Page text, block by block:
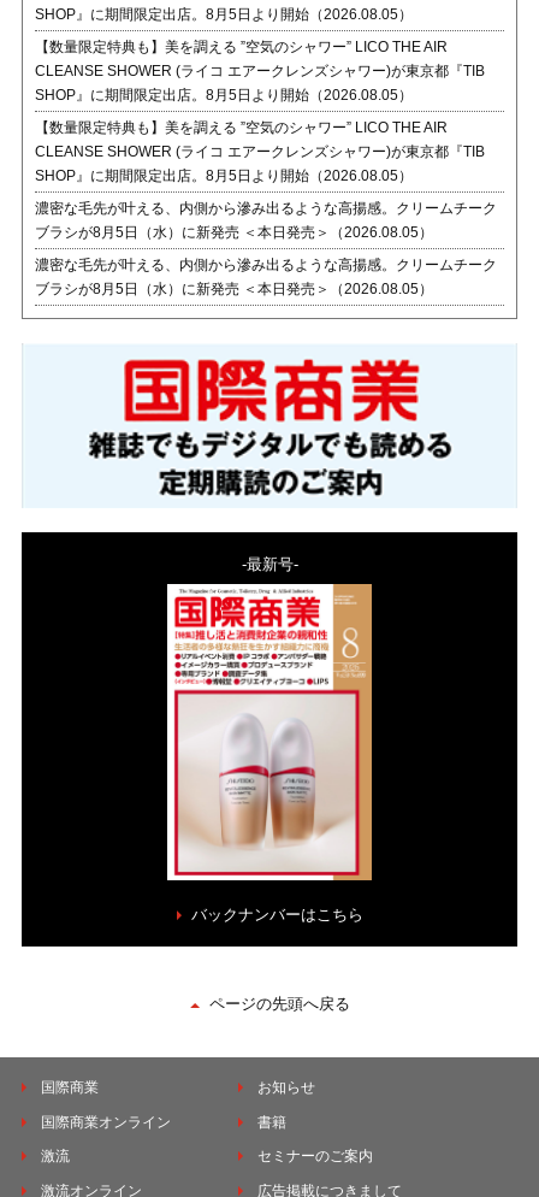
SHOP』に期間限定出店。8月5日より開始（2026.08.05）
【数量限定特典も】美を調える ”空気のシャワー” LICO THE AIR
CLEANSE SHOWER (ライコ エアークレンズシャワー)が東京都『TIB
SHOP』に期間限定出店。8月5日より開始（2026.08.05）
【数量限定特典も】美を調える ”空気のシャワー” LICO THE AIR
CLEANSE SHOWER (ライコ エアークレンズシャワー)が東京都『TIB
SHOP』に期間限定出店。8月5日より開始（2026.08.05）
濃密な毛先が叶える、内側から滲み出るような高揚感。クリームチーク
ブラシが8月5日（水）に新発売 ＜本日発売＞（2026.08.05）
濃密な毛先が叶える、内側から滲み出るような高揚感。クリームチーク
ブラシが8月5日（水）に新発売 ＜本日発売＞（2026.08.05）
-最新号-
バックナンバーはこちら
ページの先頭へ戻る
国際商業
国際商業オンライン
激流
激流オンライン
お知らせ
書籍
セミナーのご案内
広告掲載につきまして